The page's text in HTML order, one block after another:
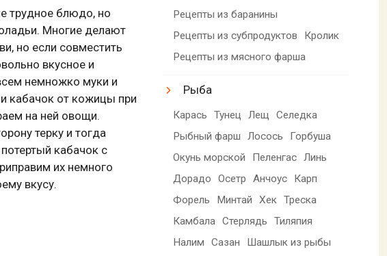
трудное блюдо, но
Многие делают
но если совместить
вкусное и
немножко муки и
кабачок от кожицы при
на ней овощи.
терку и тогда
кабачок с
их немного
вкусу.
Рецепты из баранины
Рецепты из субпродуктов
Кролик
Рецепты из мясного фарша
Рыба
Карась Тунец Лещ
Селедка
Рыбный фарш
Лосось
Горбуша
Окунь морской
Пеленгас Линь
Дорадо
Осетр Анчоус
Карп
Форель
Минтай Хек Треска
Камбала Стерлядь
Тиляпия
Налим
Сазан
Шашлык из рыбы